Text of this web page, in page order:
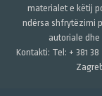
materialet e këtij
ndërsa shfrytëzimi
autoriale
Kontakti: Tel: + 381